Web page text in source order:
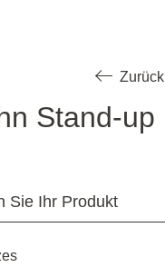
Zurück
Stand-up
Sie Ihr Produkt